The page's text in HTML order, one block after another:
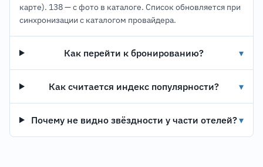
карте). 138 — с фото в каталоге. Список обновляется при
синхронизации с каталогом провайдера.
Как перейти к бронированию? ▾
Как считается индекс популярности? ▾
Почему не видно звёздности у части отелей?▾